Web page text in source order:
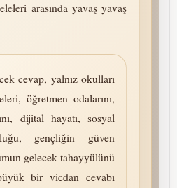
arasında yavaş yavaş
cevap, yalnız okulları
öğretmen odalarını,
dijital hayatı, sosyal
gençliğin güven
gelecek tahayyülünü
bir vicdan cevabı